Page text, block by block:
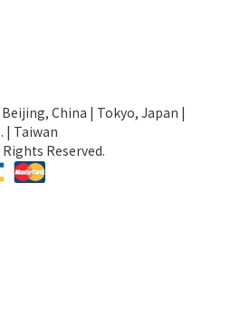
Beijing, China | Tokyo, Japan |
| Taiwan
Reserved.